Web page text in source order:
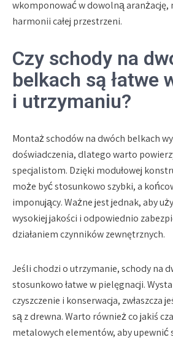
wkomponować w dowolną aranżację,
harmonii całej przestrzeni.
Czy schody na
belkach są łatwe
i utrzymaniu?
Montaż schodów na dwóch belkach
doświadczenia, dlatego warto
specjalistom. Dzięki modułowej
może być stosunkowo szybki, a
imponujący. Ważne jest jednak, aby
wysokiej jakości i odpowiednio
działaniem czynników zewnętrznych.
Jeśli chodzi o utrzymanie, schody na
stosunkowo łatwe w pielęgnacji.
czyszczenie i konserwacja, zwłaszcza
są z drewna. Warto również co jakiś
metalowych elementów, aby upewnić